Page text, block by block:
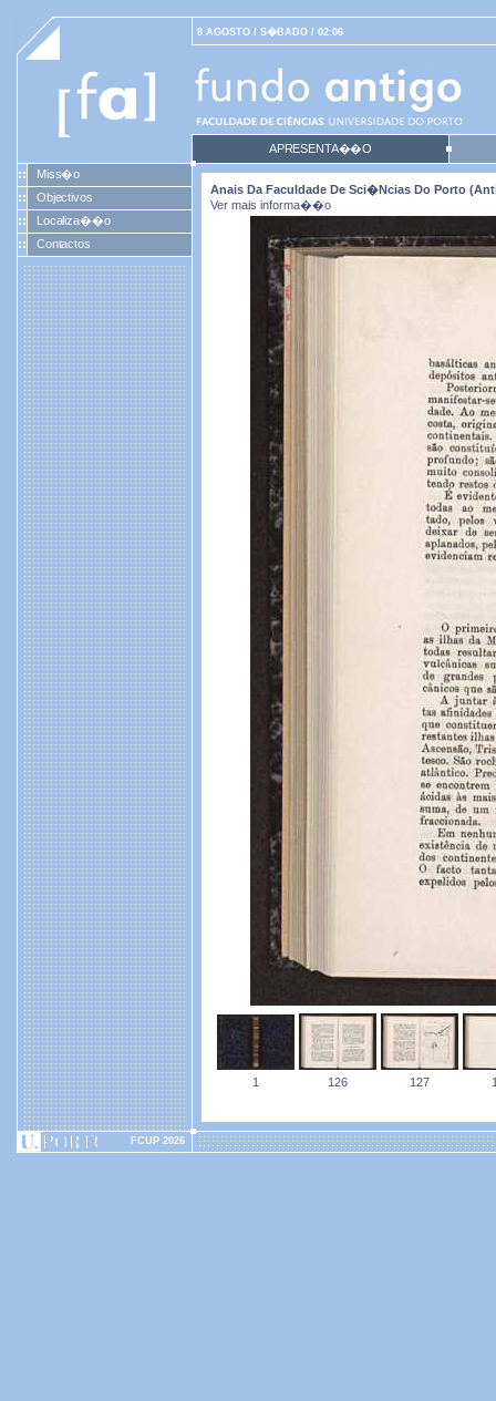
8 AGOSTO / S�BADO / 02:06
APRESENTA��O
Miss�o
Objectivos
Localiza��o
Contactos
Anais Da Faculdade De Sci�ncias Do Porto
Ver mais informa��o
1 126 127
FCUP 2026